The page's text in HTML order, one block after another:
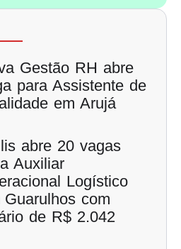
Gestão RH abre
para Assistente de
em Arujá
abre 20 vagas
Auxiliar
Logístico
Guarulhos com
de R$ 2.042